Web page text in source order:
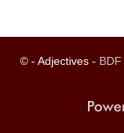
© - Adjectives -